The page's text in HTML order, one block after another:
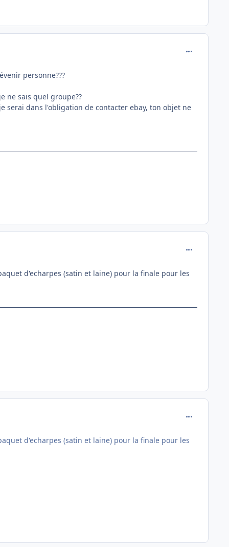
personne???
ne sais quel groupe??
serai dans l'obligation de contacter ebay, ton objet ne
d'echarpes (satin et laine) pour la finale pour les
d'echarpes (satin et laine) pour la finale pour les